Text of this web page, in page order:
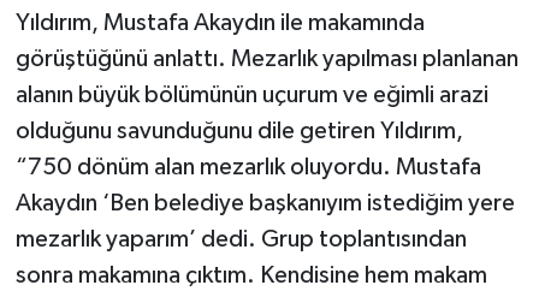
Yıldırım, Mustafa Akaydın ile makamında
görüştüğünü anlattı. Mezarlık yapılması planlanan
alanın büyük bölümünün uçurum ve eğimli arazi
olduğunu savunduğunu dile getiren Yıldırım,
“750 dönüm alan mezarlık oluyordu. Mustafa
Akaydın ‘Ben belediye başkanıyım istediğim yere
mezarlık yaparım’ dedi. Grup toplantısından
sonra makamına çıktım. Kendisine hem makam